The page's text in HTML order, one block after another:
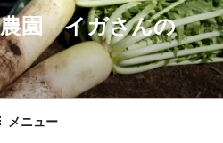
農園 イガさんの
メニュー